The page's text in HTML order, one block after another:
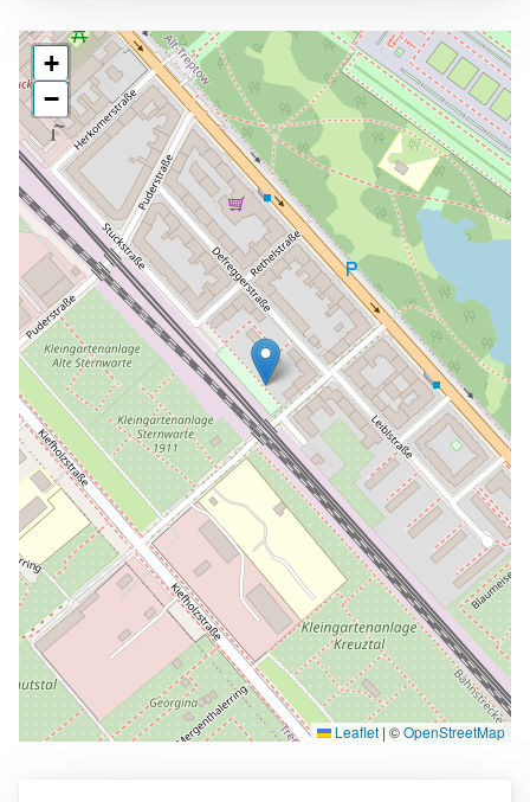
+
−
Leaflet | ©OpenStreetMap